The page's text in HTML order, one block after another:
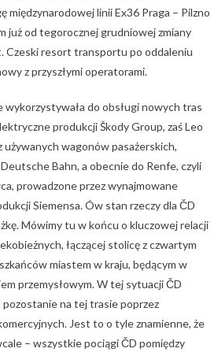
międzynarodowej linii Ex36 Praga – Pilzno
już od tegorocznej grudniowej zmiany
Czeski resort transportu po oddaleniu
z przyszłymi operatorami.
wykorzystywała do obsługi nowych tras
produkcji Škody Group, zaś Leo
używanych wagonów pasażerskich,
Bahn, a obecnie do Renfe, czyli
prowadzone przez wynajmowane
Siemensa. Ów stan rzeczy dla ČD
Mówimy tu w końcu o kluczowej relacji
łączącej stolicę z czwartym
miastem w kraju, będącym w
przemysłowym. W tej sytuacji ČD
pozostanie na tej trasie poprzez
Jest to o tyle znamienne, że
– wszystkie pociągi ČD pomiędzy